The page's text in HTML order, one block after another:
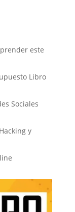
este
Libro
Sociales
y